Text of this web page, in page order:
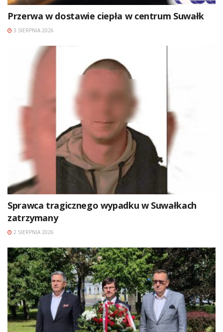
Przerwa w dostawie ciepła w centrum Suwałk
3 SIERPNIA 2026
Sprawca tragicznego wypadku w Suwałkach
zatrzymany
2 SIERPNIA 2026